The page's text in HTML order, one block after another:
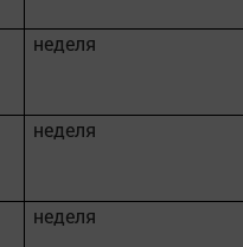
неделя
неделя
неделя